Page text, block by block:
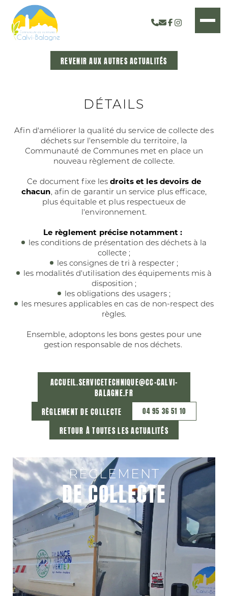
ACCUEIL
REVENIR AUX AUTRES ACTUALITÉS
DÉTAILS
Afin d'améliorer la qualité du service de collecte des
déchets sur l'ensemble du territoire, la
Communauté de Communes met en place un
nouveau règlement de collecte.
Ce document fixe lesdroits et les devoirs de
chacun, afin de garantir un service plus efficace,
plus équitable et plus respectueux de
l'environnement.
Le règlement précise notamment :
les conditions de présentation des déchets à la
collecte ;
les consignes de tri à respecter ;
les modalités d'utilisation des équipements mis à
disposition ;
les obligations des usagers ;
les mesures applicables en cas de non-respect des
règles.
Ensemble, adoptons les bons gestes pour une
gestion responsable de nos déchets.
ACCUEIL.SERVICETECHNIQUE@CC-CALVI-
BALAGNE.FR
RÈGLEMENT DE COLLECTE
04 95 36 51 10
RETOUR À TOUTES LES ACTUALITÉS
RÈGLEMENT
DE COLLECTE